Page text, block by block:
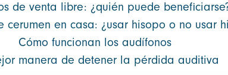
de venta libre: ¿quién puede
cerumen en casa: ¿usar hisopo o no usar
Cómo funcionan los audífonos
manera de detener la pérdida auditiva